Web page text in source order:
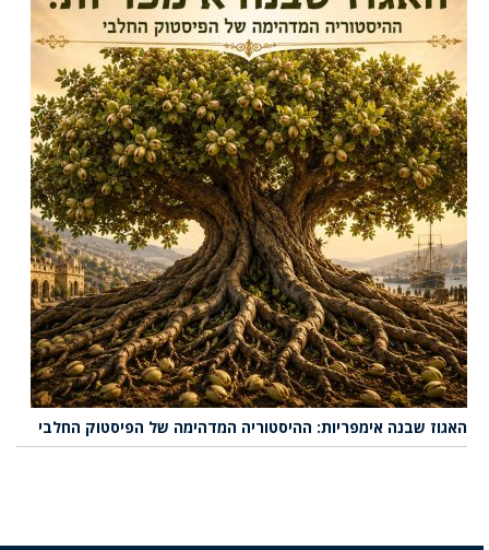
האגוז שבנה אימפריות: ההיסטוריה המדהימה של הפיסטוק החלבי